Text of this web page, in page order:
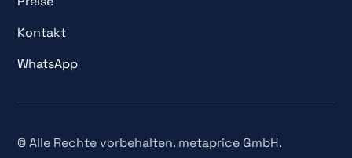
Kontakt
WhatsApp
© Alle Rechte vorbehalten. metaprice GmbH.